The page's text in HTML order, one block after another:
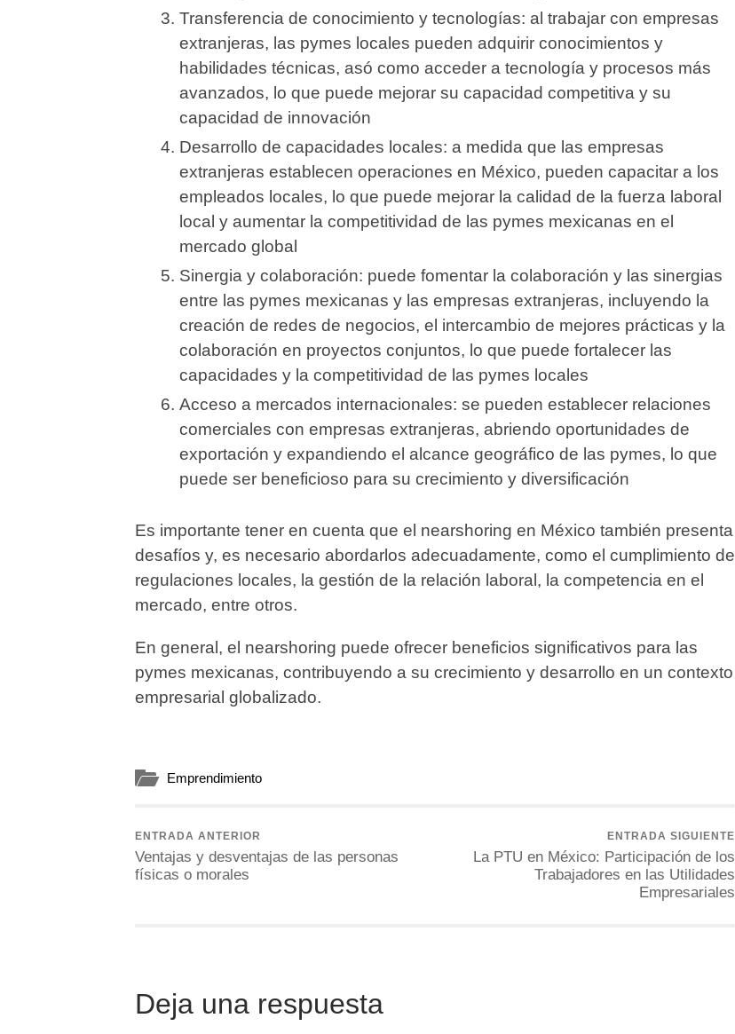
Transferencia de conocimiento y tecnologías: al trabajar con empresas
extranjeras, las pymes locales pueden adquirir conocimientos y
habilidades técnicas, asó como acceder a tecnología y procesos más
avanzados, lo que puede mejorar su capacidad competitiva y su
capacidad de innovación
Desarrollo de capacidades locales: a medida que las empresas
extranjeras establecen operaciones en México, pueden capacitar a los
empleados locales, lo que puede mejorar la calidad de la fuerza laboral
local y aumentar la competitividad de las pymes mexicanas en el
mercado global
Sinergia y colaboración: puede fomentar la colaboración y las sinergias
entre las pymes mexicanas y las empresas extranjeras, incluyendo la
creación de redes de negocios, el intercambio de mejores prácticas y la
colaboración en proyectos conjuntos, lo que puede fortalecer las
capacidades y la competitividad de las pymes locales
Acceso a mercados internacionales: se pueden establecer relaciones
comerciales con empresas extranjeras, abriendo oportunidades de
exportación y expandiendo el alcance geográfico de las pymes, lo que
puede ser beneficioso para su crecimiento y diversificación
Es importante tener en cuenta que el nearshoring en México también presenta
desafíos y, es necesario abordarlos adecuadamente, como el cumplimiento de
regulaciones locales, la gestión de la relación laboral, la competencia en el
mercado, entre otros.
En general, el nearshoring puede ofrecer beneficios significativos para las
pymes mexicanas, contribuyendo a su crecimiento y desarrollo en un contexto
empresarial globalizado.
Emprendimiento
ENTRADA ANTERIOR
Ventajas y desventajas de las personas
físicas o morales
ENTRADA SIGUIENTE
La PTU en México: Participación de los
Trabajadores en las Utilidades
Empresariales
Deja una respuesta